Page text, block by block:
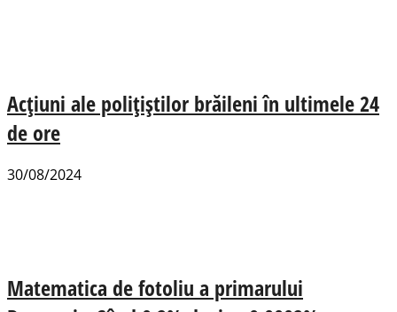
Acțiuni ale polițiștilor brăileni în ultimele 24
de ore
30/08/2024
Matematica de fotoliu a primarului